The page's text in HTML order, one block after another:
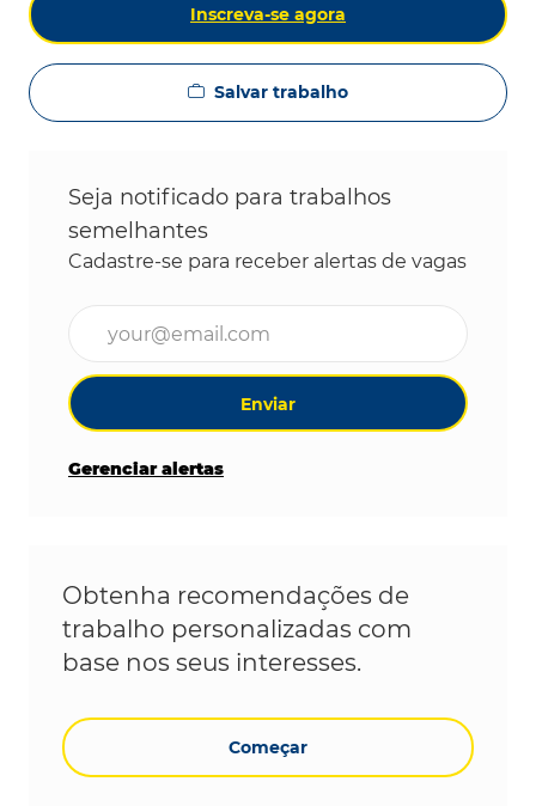
Inscreva-se agora
Salvar trabalho
Seja notificado para trabalhos
semelhantes
Cadastre-se para receber alertas de vagas
Enviar
Gerenciar alertas
Obtenha recomendações de
trabalho personalizadas com
base nos seus interesses.
Começar